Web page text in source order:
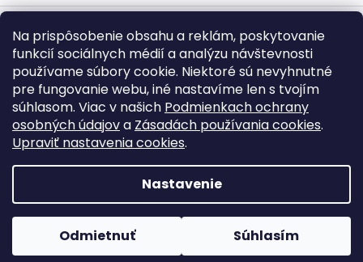
Na prispôsobenie obsahu a reklám, poskytovanie
funkcií sociálnych médií a analýzu návštevnosti
používame súbory cookie. Niektoré sú nevyhnutné
pre fungovanie webu, iné nastavíme len s tvojím
súhlasom. Viac v našich Podmienkach ochrany
osobných údajova Zásadách používania cookies.
Upraviť nastavenia cookies.
Nastavenie
Odmietnuť Súhlasím
Vytvoril Shoptet
Copyright 2026BUMBA.sk. Všetky práva vyhradené.
Upraviť nastavenie cookies
©2026BUMBA.sk – Kopírovanie textov, fotografií,
produktových popisov a grafických prvkov bez písomného
súhlasu je zakázané.
☰